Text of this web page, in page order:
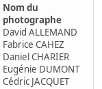
Nom du
photographe
David ALLEMAND
Fabrice CAHEZ
Daniel CHARIER
Eugénie DUMONT
Cédric JACQUET